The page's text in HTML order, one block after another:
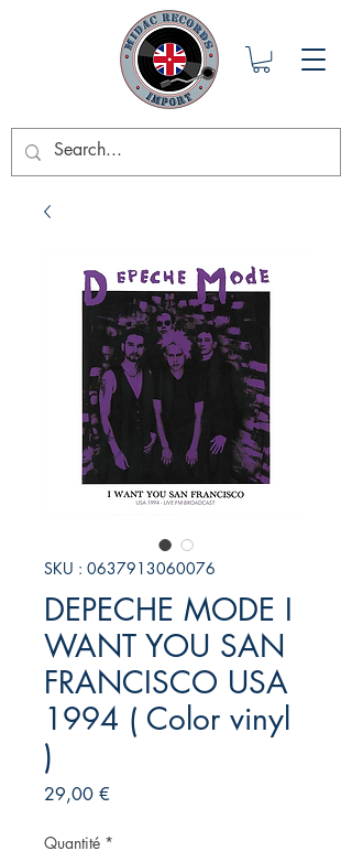
SKU : 0637913060076
DEPECHE MODE I
WANT YOU SAN
FRANCISCO USA
1994 ( Color vinyl
)
29,00 €Prix
Quantité *